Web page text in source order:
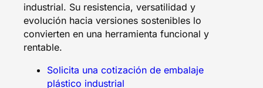
industrial. Su resistencia, versatilidad y
evolución hacia versiones sostenibles lo
convierten en una herramienta funcional y
rentable.
Solicita una cotización de embalaje
plástico industrial